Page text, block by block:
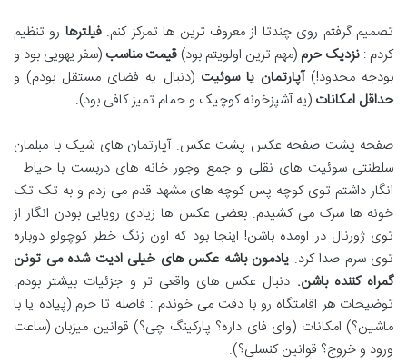
تصمیم گرفتم روی چندتا از معروف ترین ها تمرکز کنم.فیلترها رو تنظیم
کردم : نزدیک حرم (مهم ترین اولویتم بود) قیمت مناسب (سفر یهویی بود و
بودجه محدود!) آپارتمان یا سوئیت (دنبال یه فضای مستقل بودم) و
حداقل امکانات (یه آشپزخونه کوچیک و حمام تمیز کافی بود).
صفحه پشت صفحه عکس پشت عکس. آپارتمان های شیک با مبلمان
سلطنتی سوئیت های نقلی و جمع وجور خانه های دربست با حیاط…
انگار داشتم توی کوچه پس کوچه های مشهد قدم می زدم و به تک تک
خونه ها سرک می کشیدم. بعضی عکس ها زیادی رویایی بودن انگار از
توی ژورنال در اومده باشن! اینجا بود که اون زنگ خطر کوچولو دوباره
توی سرم صدا کرد. یادمون باشه عکس های خیلی ادیت شده می تونن
گمراه کننده باشن. دنبال عکس های واقعی تر و جزئیات بیشتر بودم.
توضیحات هر اقامتگاه رو با دقت می خوندم : فاصله تا حرم (پیاده یا با
ماشین؟) امکانات (وای فای داره؟ پارکینگ چی؟) قوانین میزبان (ساعت
ورود و خروج؟ قوانین کنسلی؟).